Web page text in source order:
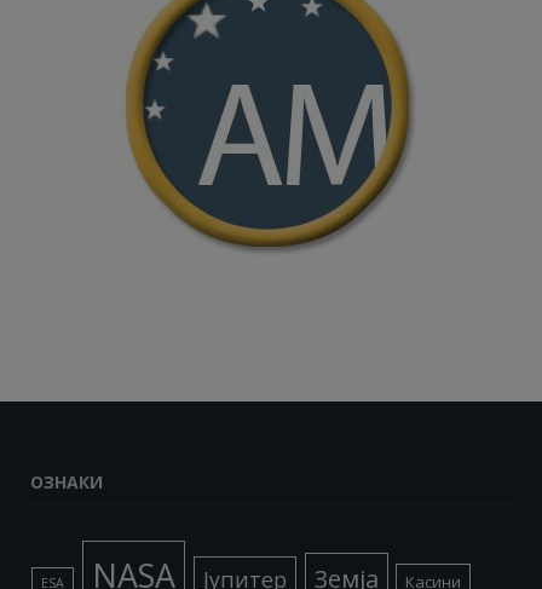
ОЗНАКИ
ESA NASA Јупитер Земја Касини